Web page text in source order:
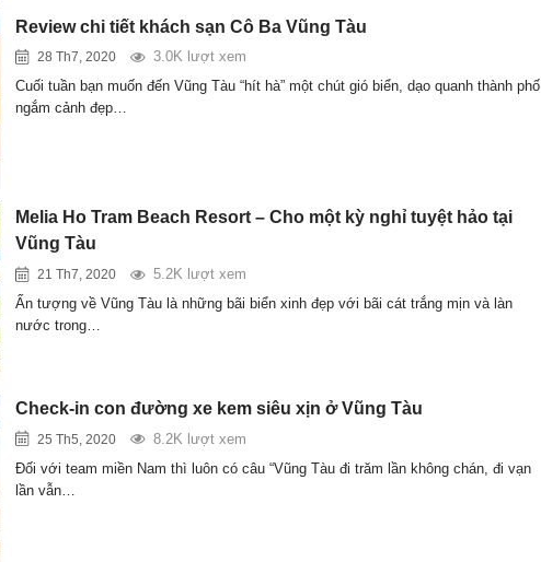
Review chi tiết khách sạn Cô Ba Vũng Tàu
28 Th7, 2020
3.0K lượt xem
Cuối tuần bạn muốn đến Vũng Tàu “hít hà” một chút gió biển, dạo quanh thành phố
ngắm cảnh đẹp…
Melia Ho Tram Beach Resort – Cho một kỳ nghỉ tuyệt hảo tại
Vũng Tàu
21 Th7, 2020
5.2K lượt xem
Ấn tượng về Vũng Tàu là những bãi biển xinh đẹp với bãi cát trắng mịn và làn
nước trong…
Check-in con đường xe kem siêu xịn ở Vũng Tàu
25 Th5, 2020
8.2K lượt xem
Đối với team miền Nam thì luôn có câu “Vũng Tàu đi trăm lần không chán, đi vạn
lần vẫn…